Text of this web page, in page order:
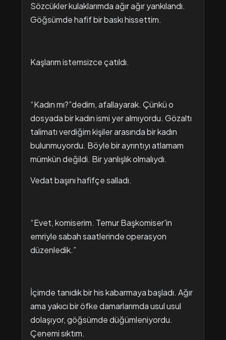
Sözcükler kulaklarımda ağır ağır yankılandı.
Göğsümde hafif bir baskı hissettim.
Kaşlarım istemsizce çatıldı.
“Kadın mı?”dedim, afallayarak. Çünkü o
dosyada bir kadın ismi yer almıyordu. Gözaltı
talimatı verdiğim kişiler arasında bir kadın
bulunmuyordu. Böyle bir ayrıntıyı atlamam
mümkün değildi. Bir yanlışlık olmalıydı.
Vedat başını hafifçe salladı.
“Evet, komiserim. Temur Başkomiser'in
emriyle sabah saatlerinde operasyon
düzenledik.”
İçimde tanıdık bir his kabarmaya başladı. Ağır
ama yakıcı bir öfke damarlarımda usul usul
dolaşıyor, göğsümde düğümleniyordu.
Çenemi sıktım.